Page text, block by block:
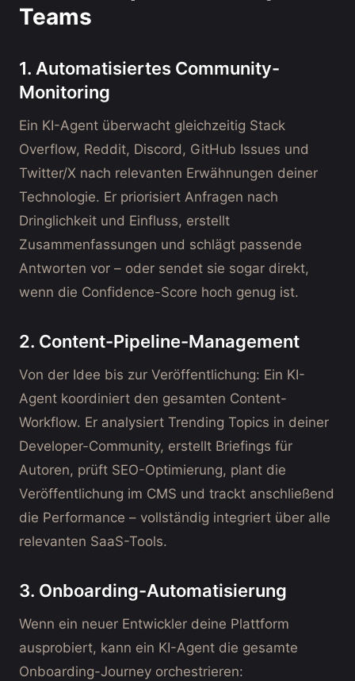
Teams
1. Automatisiertes Community-
Monitoring
Ein KI-Agent überwacht gleichzeitig Stack
Overflow, Reddit, Discord, GitHub Issues und
Twitter/X nach relevanten Erwähnungen deiner
Technologie. Er priorisiert Anfragen nach
Dringlichkeit und Einfluss, erstellt
Zusammenfassungen und schlägt passende
Antworten vor – oder sendet sie sogar direkt,
wenn die Confidence-Score hoch genug ist.
2. Content-Pipeline-Management
Von der Idee bis zur Veröffentlichung: Ein KI-
Agent koordiniert den gesamten Content-
Workflow. Er analysiert Trending Topics in deiner
Developer-Community, erstellt Briefings für
Autoren, prüft SEO-Optimierung, plant die
Veröffentlichung im CMS und trackt anschließend
die Performance – vollständig integriert über alle
relevanten SaaS-Tools.
3. Onboarding-Automatisierung
Wenn ein neuer Entwickler deine Plattform
ausprobiert, kann ein KI-Agent die gesamte
Onboarding-Journey orchestrieren: